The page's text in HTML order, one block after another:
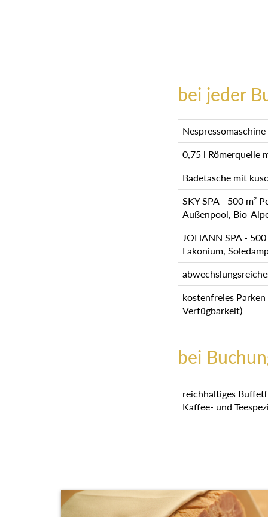
bei jeder
0,75 l Römerquelle
Badetasche mit
SKY SPA - 500 m²
Außenpool, Bio-
JOHANN SPA -
Lakonium,
kostenfreies
Verfügbarkeit)
bei
reichhaltiges
Kaffee- und